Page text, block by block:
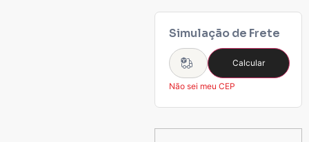
Simulação de Frete
Calcular
Não sei meu CEP